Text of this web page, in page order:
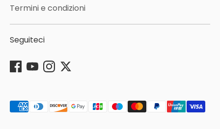
Termini e condizioni
Seguiteci
Metodi
di